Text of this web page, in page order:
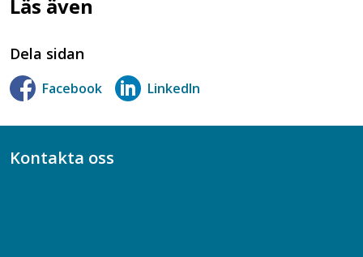
Läs även
Dela sidan
Facebook LinkedIn
Kontakta oss